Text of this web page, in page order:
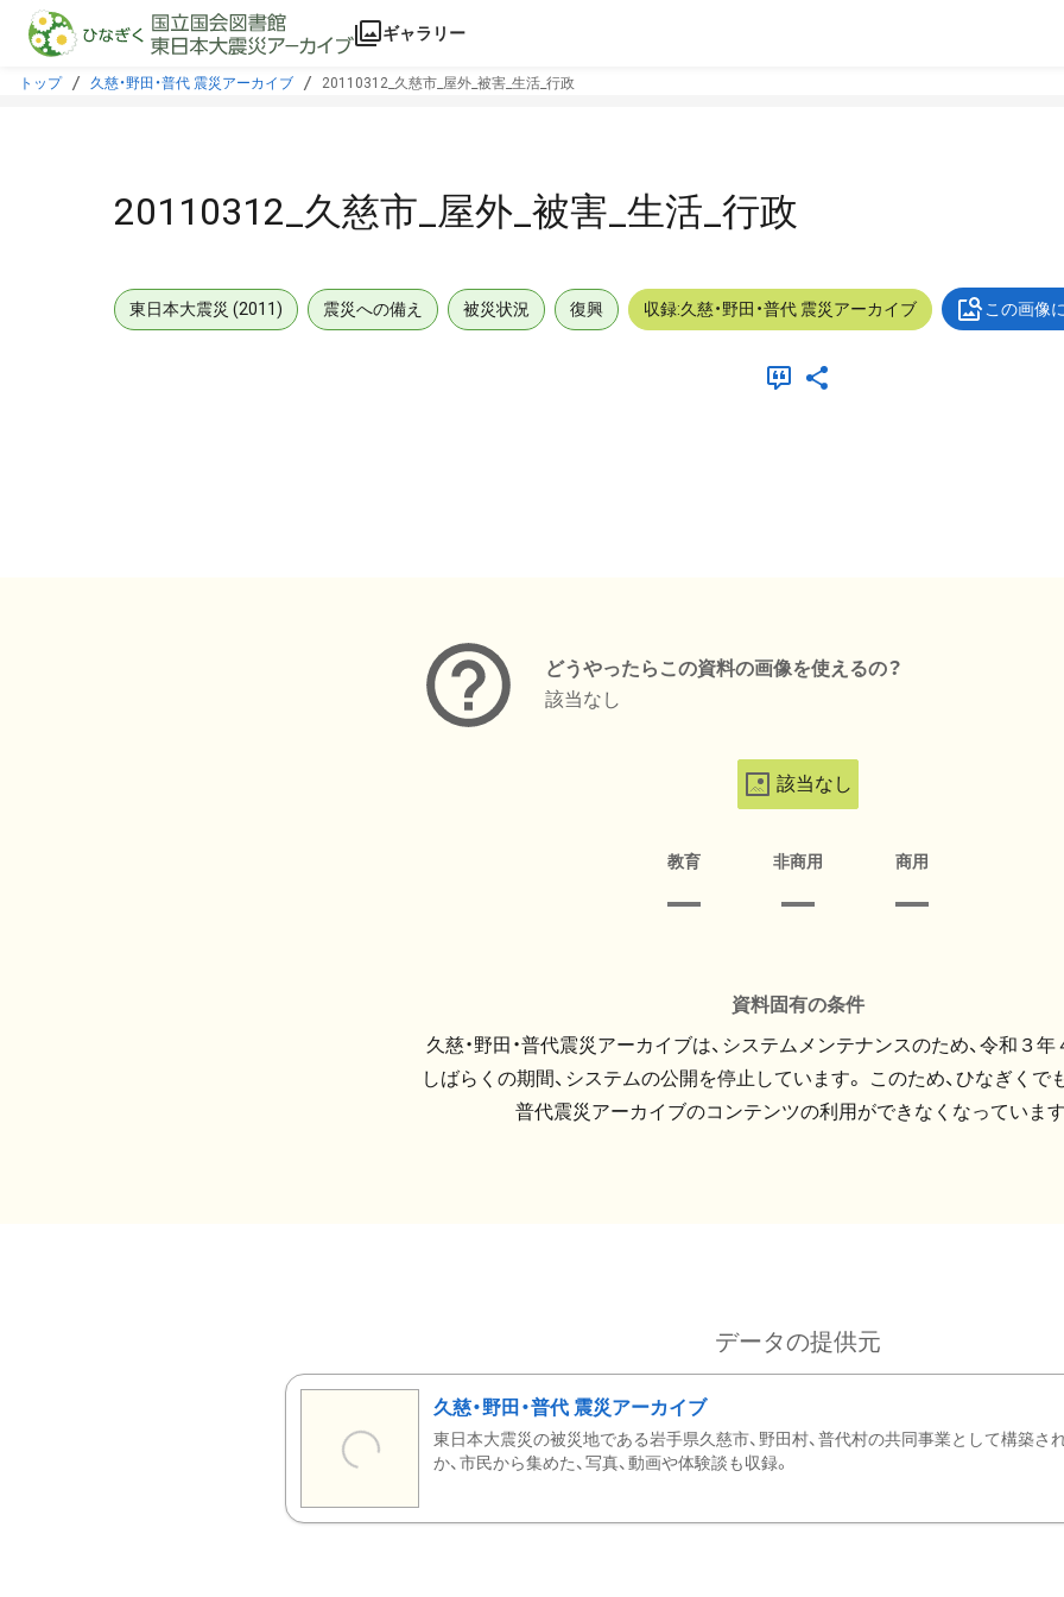
本文に飛ぶ
ギャラリー
トップ 久慈・野田・普代 震災アーカイブ 20110312_久慈市_屋外_被害_生活_行政
20110312_久慈市_屋外_被害_生活_行政
東日本大震災 (2011) 震災への備え 被災状況 復興 収録:久慈・野田・普代 震災アーカイブ この画像
どうやったらこの資料の画像を使えるの？
該当なし
該当なし
教育 非商用 商用
資料固有の条件
久慈・野田・普代震災アーカイブは、システムメンテナンスのため、令和３
しばらくの期間、システムの公開を停止しています。 このため、ひなぎくでも
普代震災アーカイブのコンテンツの利用ができなくなっています
データの提供元
久慈・野田・普代 震災アーカイブ
東日本大震災の被災地である岩手県久慈市、野田村、普代村の共同事業として構築さ
か、市民から集めた、写真、動画や体験談も収録。